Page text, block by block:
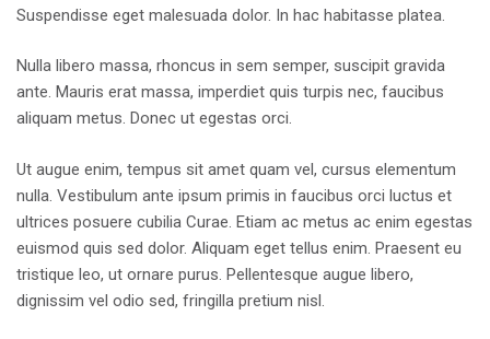
Suspendisse eget malesuada dolor. In hac habitasse platea.
Nulla libero massa, rhoncus in sem semper, suscipit gravida
ante. Mauris erat massa, imperdiet quis turpis nec, faucibus
aliquam metus. Donec ut egestas orci.
Ut augue enim, tempus sit amet quam vel, cursus elementum
nulla. Vestibulum ante ipsum primis in faucibus orci luctus et
ultrices posuere cubilia Curae. Etiam ac metus ac enim egestas
euismod quis sed dolor. Aliquam eget tellus enim. Praesent eu
tristique leo, ut ornare purus. Pellentesque augue libero,
dignissim vel odio sed, fringilla pretium nisl.